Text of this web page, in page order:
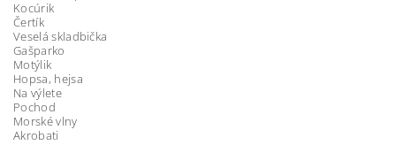
Kocúrik
Čertík
Veselá skladbička
Gašparko
Motýlik
Hopsa, hejsa
Na výlete
Pochod
Morské vlny
Akrobati